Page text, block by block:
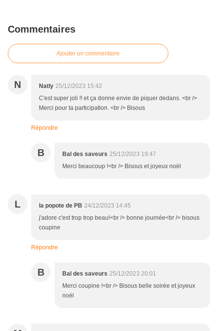
Commentaires
Ajouter un commentaire
N Natly 25/12/2023 15:42
C'est super joli !! et ça donne envie de piquer dedans. <br />
Merci pour ta participation. <br /> Bisous
Répondre
B Bal des saveurs 25/12/2023 19:47
Merci beaucoup !<br /> Bisous et joyeux noël
L la popote de PB 24/12/2023 14:45
j'adore c'est trop trop beau!<br /> bonne journée<br /> bisous
coupine
Répondre
B Bal des saveurs 25/12/2023 20:01
Merci coupine !<br /> Bisous belle soirée et joyeux
noël